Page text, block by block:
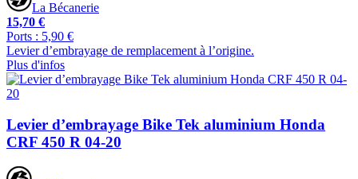
La Bécanerie
15,70 €
Ports : 5,90 €
Levier d’embrayage de remplacement à l’origine.
Plus d'infos
Levier d’embrayage Bike Tek aluminium Honda
CRF 450 R 04-20